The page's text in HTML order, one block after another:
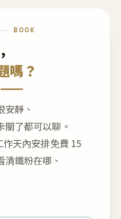
BOOK
嗎？
靜、
了都可以聊。
天內安排免費 15
鐵粉在哪、